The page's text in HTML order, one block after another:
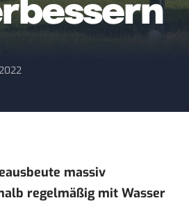
massiv
regelmäßig mit Wasser